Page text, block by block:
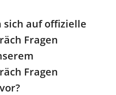
auf offizielle
Fragen
Fragen